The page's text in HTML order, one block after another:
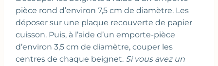
pièce rond d’environ 7,5 cm de diamètre. Les
déposer sur une plaque recouverte de papier
cuisson. Puis, à l’aide d’un emporte-pièce
d’environ 3,5 cm de diamètre, couper les
centres de chaque beignet. Si vous avez un